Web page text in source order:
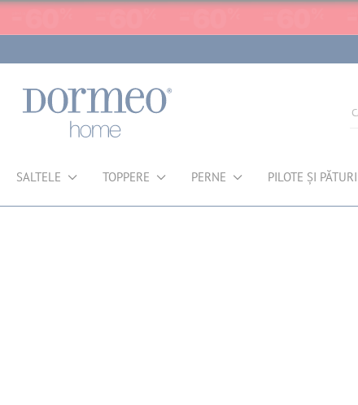
SALTELE TOPPERE PERNE PILOTE ȘI PĂTURI